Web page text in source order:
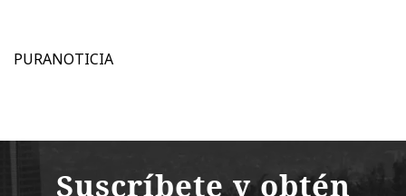
PURANOTICIA